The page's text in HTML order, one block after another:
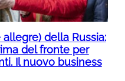
allegre) della Russia:
del fronte per
Il nuovo business